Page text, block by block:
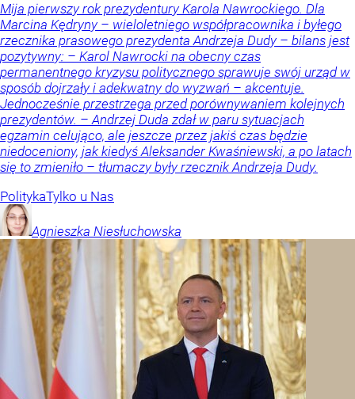
Mija pierwszy rok prezydentury Karola Nawrockiego. Dla
Marcina Kędryny – wieloletniego współpracownika i byłego
rzecznika prasowego prezydenta Andrzeja Dudy – bilans jest
pozytywny: – Karol Nawrocki na obecny czas
permanentnego kryzysu politycznego sprawuje swój urząd w
sposób dojrzały i adekwatny do wyzwań – akcentuje.
Jednocześnie przestrzega przed porównywaniem kolejnych
prezydentów. – Andrzej Duda zdał w paru sytuacjach
egzamin celująco, ale jeszcze przez jakiś czas będzie
niedoceniony, jak kiedyś Aleksander Kwaśniewski, a po latach
się to zmieniło – tłumaczy były rzecznik Andrzeja Dudy.
PolitykaTylko u Nas
Agnieszka Niesłuchowska